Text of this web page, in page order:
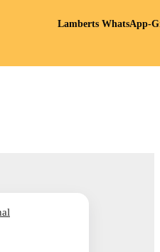
Lamberts WhatsApp-